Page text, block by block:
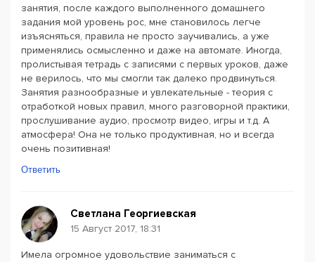
занятия, после каждого выполненного домашнего
задания мой уровень рос, мне становилось легче
изъясняться, правила не просто заучивались, а уже
применялись осмысленно и даже на автомате. Иногда,
пролистывая тетрадь с записями с первых уроков, даже
не верилось, что мы смогли так далеко продвинуться.
Занятия разнообразные и увлекательные - теория с
отработкой новых правил, много разговорной практики,
прослушивание аудио, просмотр видео, игры и т.д. А
атмосфера! Она не только продуктивная, но и всегда
очень позитивная!
Ответить
Светлана Георгиевская
15 Август 2017, 18:31
Имела огромное удовольствие заниматься с